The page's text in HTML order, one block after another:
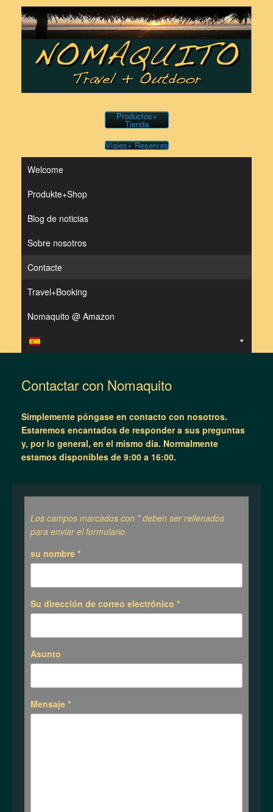
contenido
Productos+
Tienda
Viajes+ Reservas
Welcome
Produkte+Shop
Blog de noticias
Sobre nosotros
Contacte
Travel+Booking
Nomaquito @ Amazon
Contactar con Nomaquito
Simplemente póngase en contacto con nosotros.
Estaremos encantados de responder a sus preguntas
y, por lo general, en el mismo día. Normalmente
estamos disponibles de 9:00 a 16:00.
Los campos marcados con * deben ser rellenados
para enviar el formulario.
su nombre *
Su dirección de correo electrónico *
Asunto
Mensaje *